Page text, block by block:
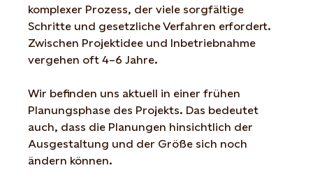
komplexer Prozess, der viele sorgfältige
Schritte und gesetzliche Verfahren erfordert.
Zwischen Projektidee und Inbetriebnahme
vergehen oft 4–6 Jahre.
Wir befinden uns aktuell in einer frühen
Planungsphase des Projekts. Das bedeutet
auch, dass die Planungen hinsichtlich der
Ausgestaltung und der Größe sich noch
ändern können.